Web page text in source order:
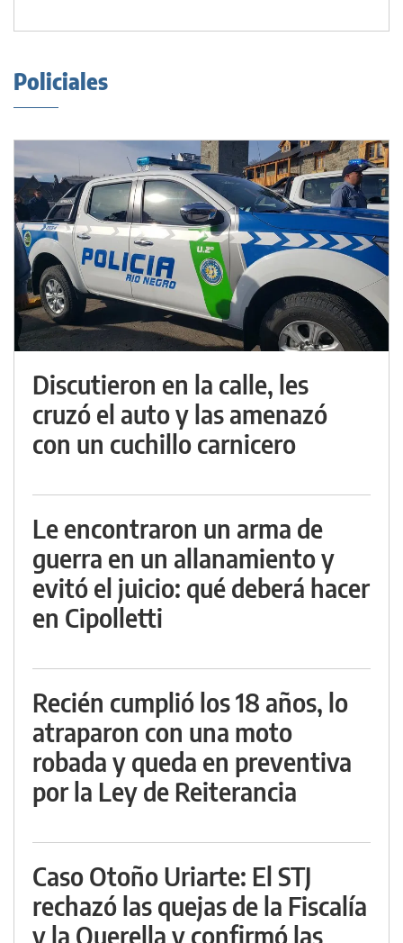
Policiales
Discutieron en la calle, les
cruzó el auto y las amenazó
con un cuchillo carnicero
Le encontraron un arma de
guerra en un allanamiento y
evitó el juicio: qué deberá hacer
en Cipolletti
Recién cumplió los 18 años, lo
atraparon con una moto
robada y queda en preventiva
por la Ley de Reiterancia
Caso Otoño Uriarte: El STJ
rechazó las quejas de la Fiscalía
y la Querella y confirmó las